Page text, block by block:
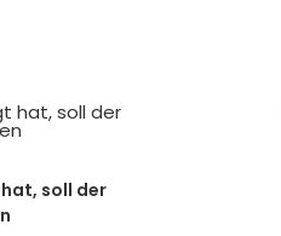
soll der